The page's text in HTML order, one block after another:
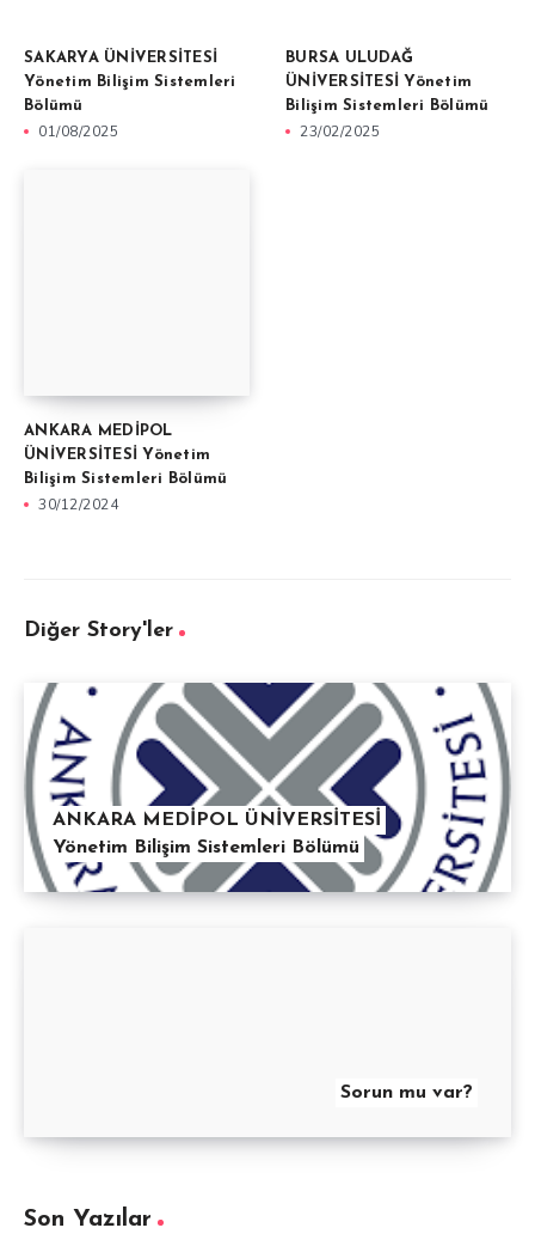
SAKARYA ÜNİVERSİTESİ
Yönetim Bilişim Sistemleri
Bölümü
01/08/2025
BURSA ULUDAĞ
ÜNİVERSİTESİ Yönetim
Bilişim Sistemleri Bölümü
23/02/2025
ANKARA MEDİPOL
ÜNİVERSİTESİ Yönetim
Bilişim Sistemleri Bölümü
30/12/2024
Diğer Story'ler
ANKARA MEDİPOL ÜNİVERSİTESİ
Yönetim Bilişim Sistemleri Bölümü
Sorun mu var?
Son Yazılar